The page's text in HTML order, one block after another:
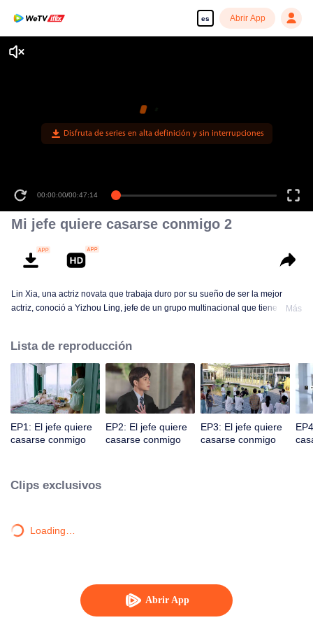
es Abrir App
Abrir App
Disfruta de series en alta definición y sin interrupciones
00:00:00/00:47:14
Mi jefe quiere casarse conmigo 2
Lin Xia, una actriz novata que trabaja duro por su sueño de ser la mejor
actriz, conoció a Yizhou Ling, jefe de un grupo multinacional que tiene el
encuentro familiar o un encuentro calculado, los dos desarrollan un dulce
amor bajo diversas circunstancias.
Más
Lista de reproducción
EP1: El jefe quiere
casarse conmigo
EP2: El jefe quiere
casarse conmigo
EP3: El jefe quiere
casarse conmigo
Clips exclusivos
Loading…